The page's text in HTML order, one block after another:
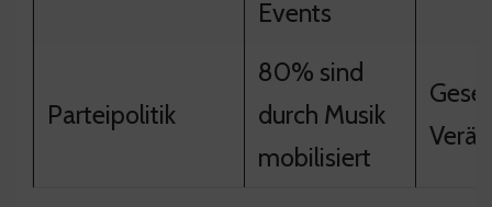
Events
Parteipolitik
80% sind
durch Musik
mobilisiert